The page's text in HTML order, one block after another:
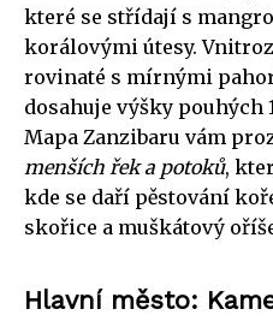
které se střídají s
korálovými útesy.
rovinaté s mírnými
dosahuje výšky pouhých
Mapa Zanzibaru vám
menších řek a potoků,
kde se daří pěstování
skořice a muškátový
Hlavní město: